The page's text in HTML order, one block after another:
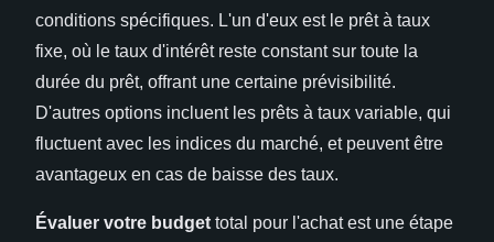
conditions spécifiques. L'un d'eux est le prêt à taux
fixe, où le taux d'intérêt reste constant sur toute la
durée du prêt, offrant une certaine prévisibilité.
D'autres options incluent les prêts à taux variable, qui
fluctuent avec les indices du marché, et peuvent être
avantageux en cas de baisse des taux.
Évaluer votre budget total pour l'achat est une étape